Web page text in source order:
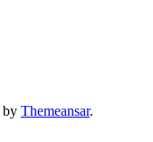
by Themeansar.